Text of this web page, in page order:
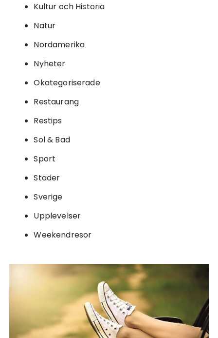
Kultur och Historia
Natur
Nordamerika
Nyheter
Okategoriserade
Restaurang
Restips
Sol & Bad
Sport
Städer
Sverige
Upplevelser
Weekendresor